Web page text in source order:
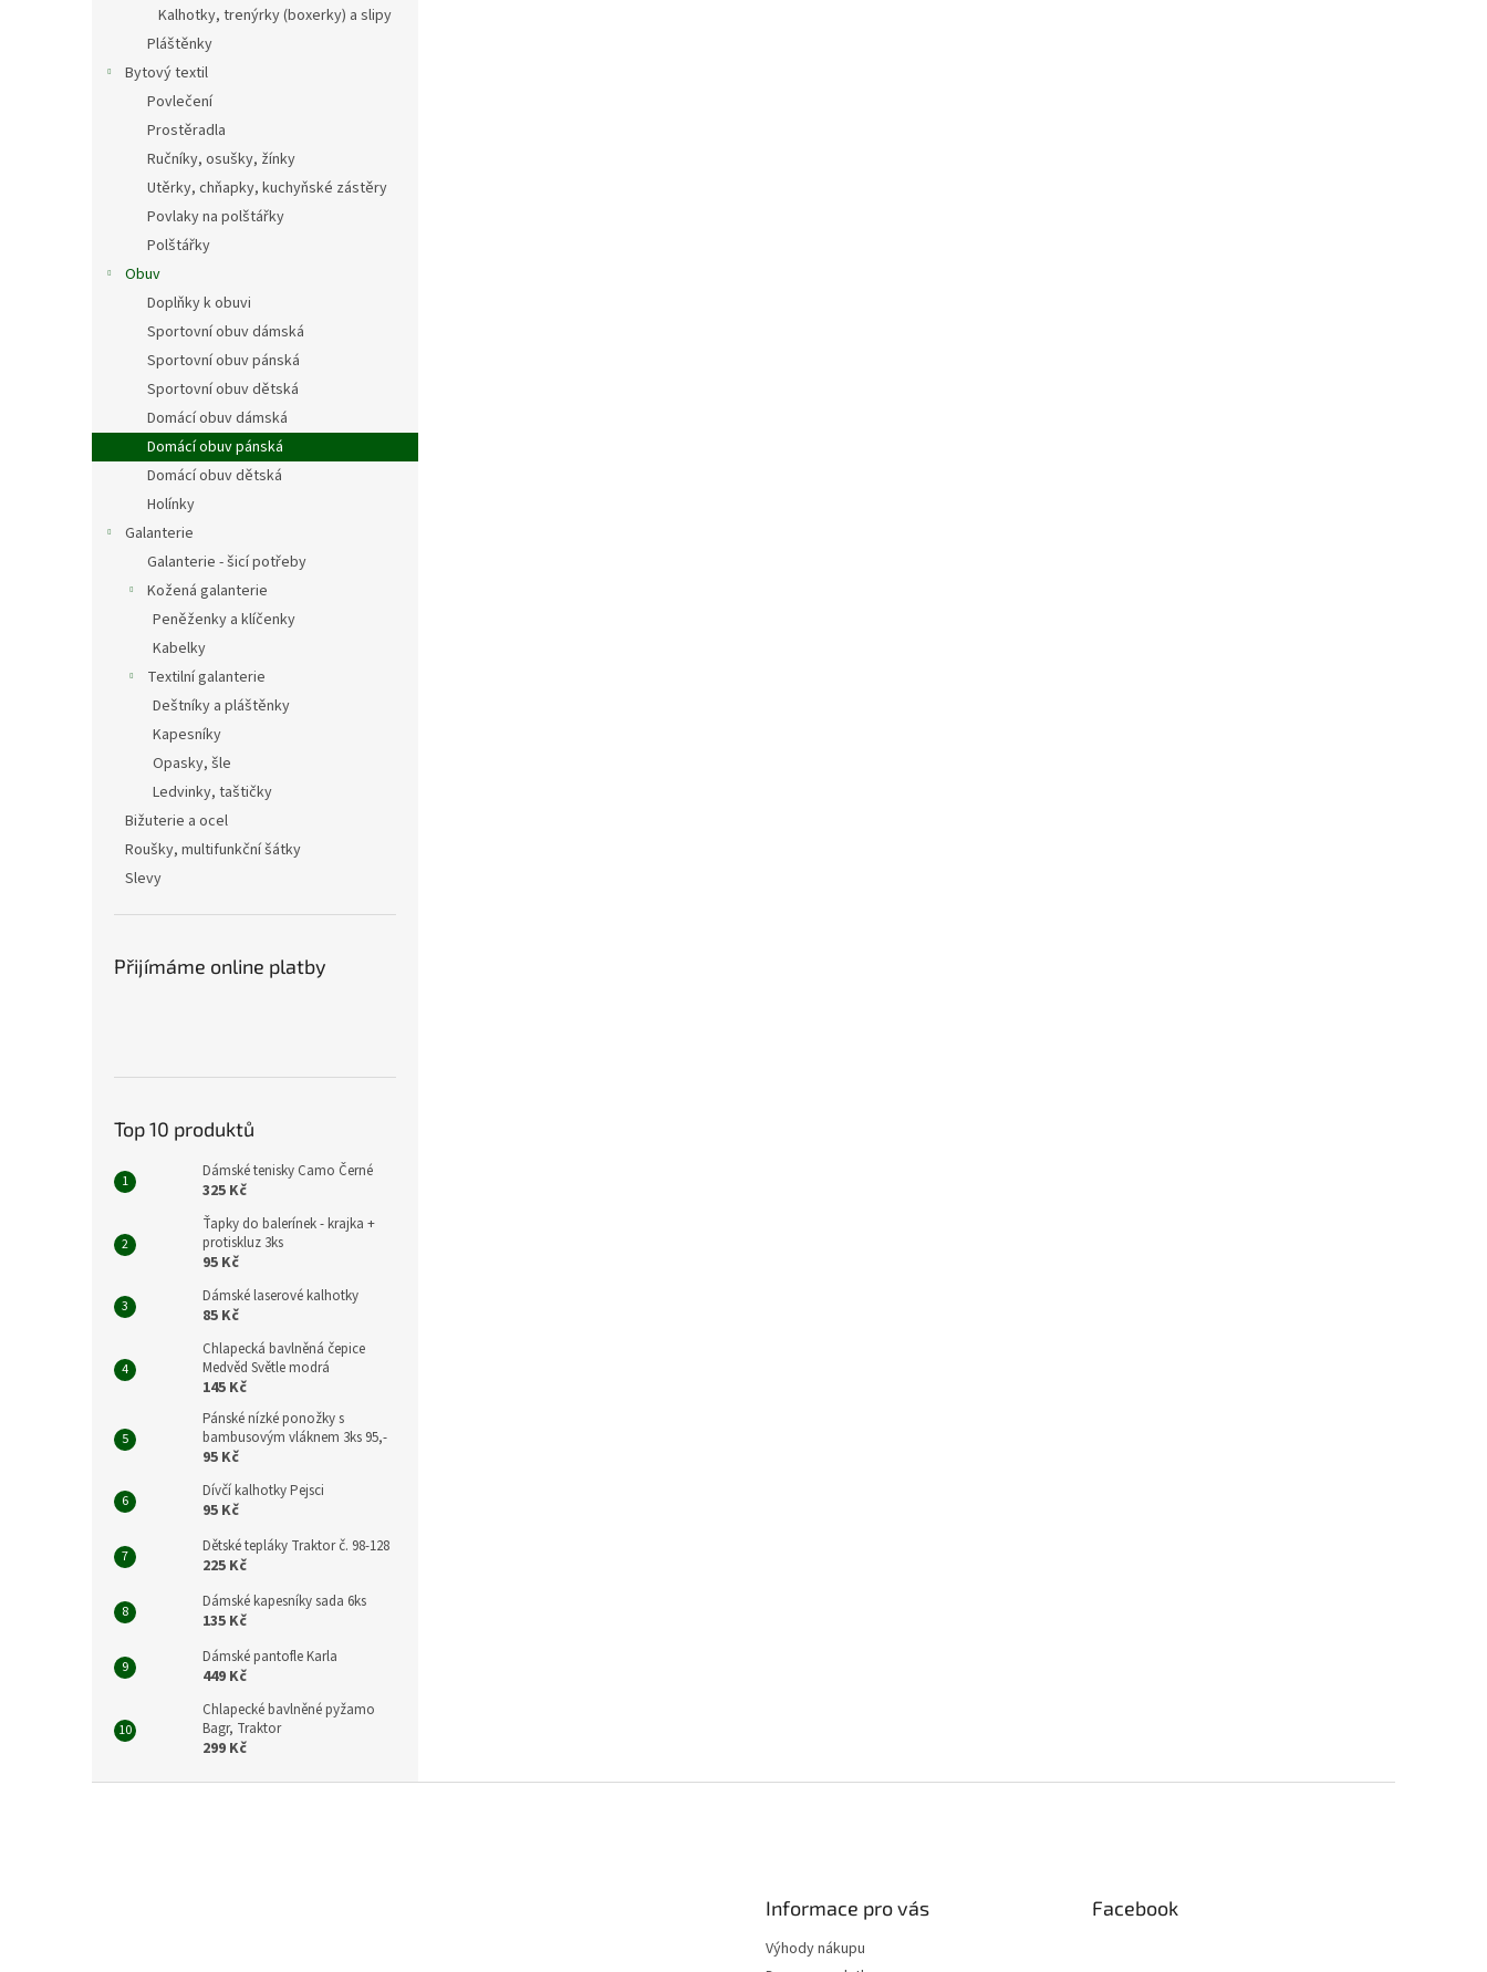
Kalhotky, trenýrky (boxerky) a slipy
Pláštěnky
Bytový textil
Povlečení
Prostěradla
Ručníky, osušky, žínky
Utěrky, chňapky, kuchyňské zástěry
Povlaky na polštářky
Polštářky
Obuv
Doplňky k obuvi
Sportovní obuv dámská
Sportovní obuv pánská
Sportovní obuv dětská
Domácí obuv dámská
Domácí obuv pánská
Domácí obuv dětská
Holínky
Galanterie
Galanterie - šicí potřeby
Kožená galanterie
Peněženky a klíčenky
Kabelky
Textilní galanterie
Deštníky a pláštěnky
Kapesníky
Opasky, šle
Ledvinky, taštičky
Bižuterie a ocel
Roušky, multifunkční šátky
Slevy
Přijímáme online platby
Top 10 produktů
Dámské tenisky Camo Černé
325 Kč
Ťapky do balerínek - krajka +
protiskluz 3ks
95 Kč
Dámské laserové kalhotky
85 Kč
Chlapecká bavlněná čepice
Medvěd Světle modrá
145 Kč
Pánské nízké ponožky s
bambusovým vláknem 3ks 95,-
95 Kč
Dívčí kalhotky Pejsci
95 Kč
Dětské tepláky Traktor č. 98-128
225 Kč
Dámské kapesníky sada 6ks
135 Kč
Dámské pantofle Karla
449 Kč
Chlapecké bavlněné pyžamo
Bagr, Traktor
299 Kč
Informace pro vás
Výhody nákupu
Facebook